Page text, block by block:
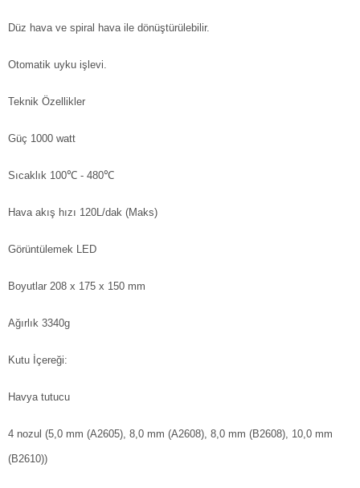
Düz hava ve spiral hava ile dönüştürülebilir.
Otomatik uyku işlevi.
Teknik Özellikler
Güç 1000 watt
Sıcaklık 100℃ - 480℃
Hava akış hızı 120L/dak (Maks)
Görüntülemek LED
Boyutlar 208 x 175 x 150 mm
Ağırlık 3340g
Kutu İçereği:
Havya tutucu
4 nozul (5,0 mm (A2605), 8,0 mm (A2608), 8,0 mm (B2608), 10,0 mm
(B2610))